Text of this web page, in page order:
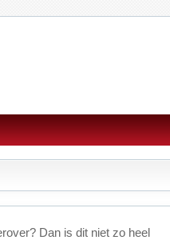
Dan is dit niet zo heel